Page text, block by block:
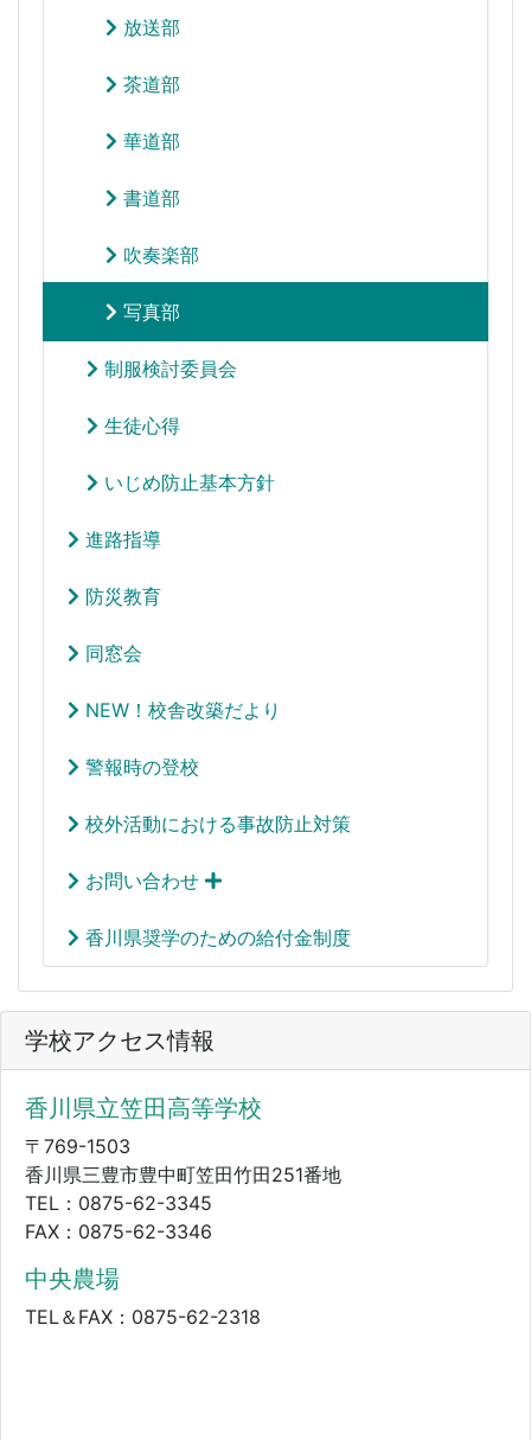
放送部
茶道部
華道部
書道部
吹奏楽部
写真部
制服検討委員会
生徒心得
いじめ防止基本方針
進路指導
防災教育
同窓会
NEW！校舎改築だより
警報時の登校
校外活動における事故防止対策
お問い合わせ
香川県奨学のための給付金制度
学校アクセス情報
香川県立笠田高等学校
〒769-1503
香川県三豊市豊中町笠田竹田251番地
TEL：0875-62-3345
FAX：0875-62-3346
中央農場
TEL＆FAX：0875-62-2318